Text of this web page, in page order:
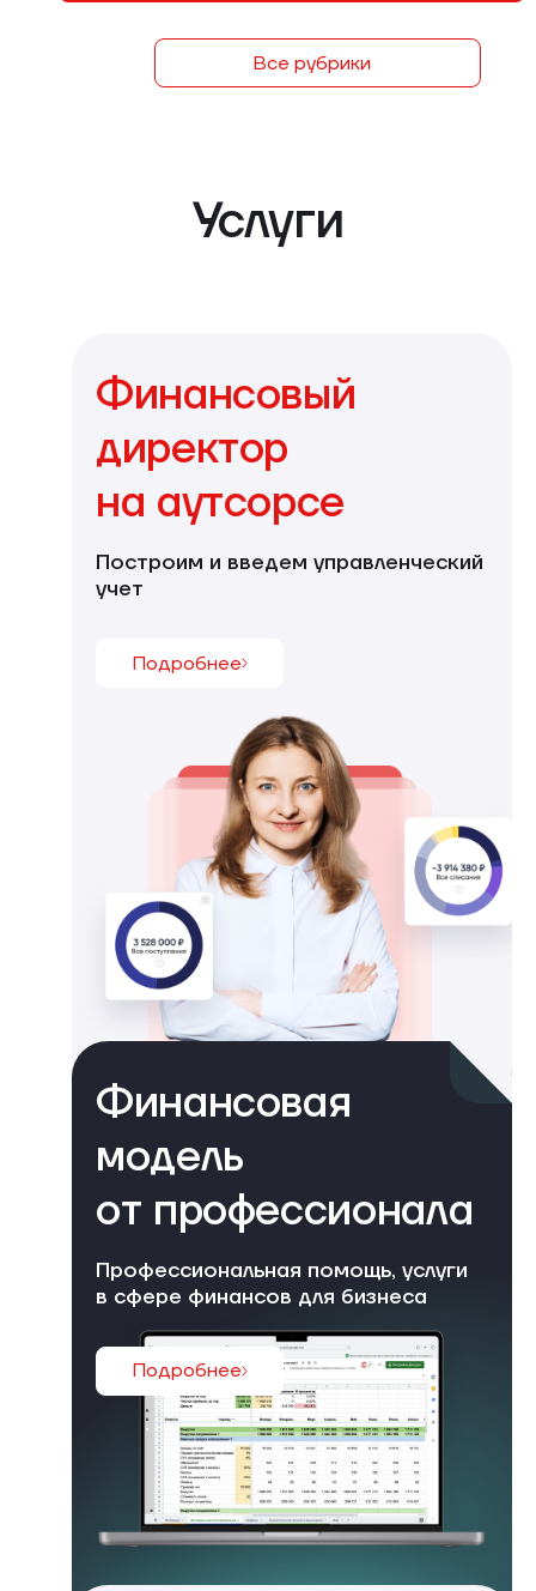
Все рубрики
Услуги
Финансовый
директор
на аутсорсе
Построим и введем управленческий
учет
Подробнее
Финансовая
модель
от профессионала
Профессиональная помощь, услуги
в сфере финансов для бизнеса
Подробнее